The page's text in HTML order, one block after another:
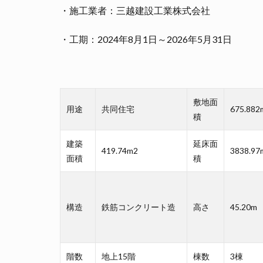
・施工業者：三越建設工業株式会社
・工期：2024年8月1日～2026年5月31日
用途 共同住宅
敷地面
積
建築
面積
419.74m2
延床面
積
構造 鉄筋コンクリート造 高さ 45.20m
階数 地上15階 棟数 3棟